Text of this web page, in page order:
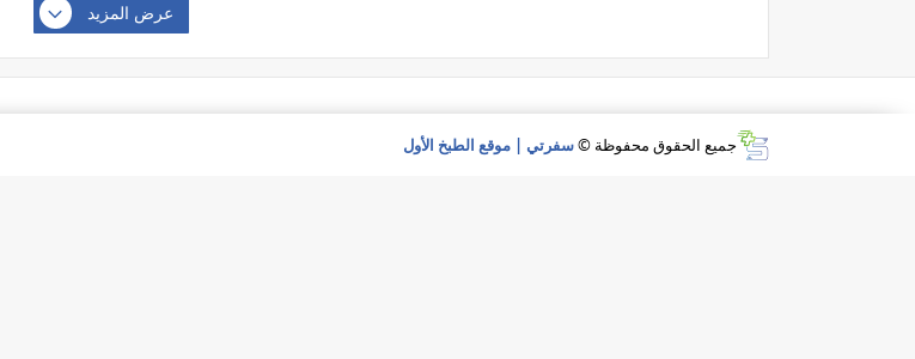
عرض المزيد
جميع الحقوق محفوظة ©سفرتي | موقع الطبخ الأول